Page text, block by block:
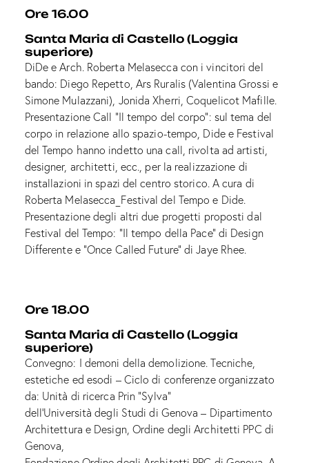
Ore 16.00
Santa Maria di Castello (Loggia
superiore)
DiDe e Arch. Roberta Melasecca con i vincitori del
bando: Diego Repetto, Ars Ruralis (Valentina Grossi e
Simone Mulazzani), Jonida Xherri, Coquelicot Mafille.
Presentazione Call “Il tempo del corpo”: sul tema del
corpo in relazione allo spazio-tempo, Dide e Festival
del Tempo hanno indetto una call, rivolta ad artisti,
designer, architetti, ecc., per la realizzazione di
installazioni in spazi del centro storico. A cura di
Roberta Melasecca_Festival del Tempo e Dide.
Presentazione degli altri due progetti proposti dal
Festival del Tempo: “Il tempo della Pace” di Design
Differente e “Once Called Future” di Jaye Rhee.
Ore 18.00
Santa Maria di Castello (Loggia
superiore)
Convegno: I demoni della demolizione. Tecniche,
estetiche ed esodi – Ciclo di conferenze organizzato
da: Unità di ricerca Prin “Sylva”
dell’Università degli Studi di Genova – Dipartimento
Architettura e Design, Ordine degli Architetti PPC di
Genova,